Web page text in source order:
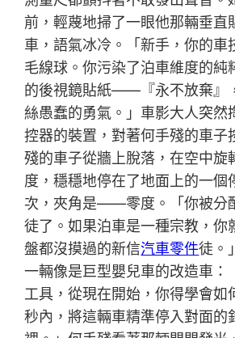
前，輕蔑地掃了一眼他那輛垂直
車，語氣冰冷。「新手，你的車
毛線球。你污染了泊車維度的純
的後視鏡貼紙——『永不放棄』
絲愚蠢的勇氣。」車影大人突然
控器的裝置，對著何手殘的車子
殘的車子從牆上脫落，在空中旋
度，穩穩地停在了地面上的一個
次，夾角是——零度。「你被分
徒了。如果泊車是一種宗教，你
盤都沒摸過的新信汽車零件徒。
一輛像是巨型嬰兒車的改造車：
工具，從現在開始，你得學會如
秒內，將這輛車精準停入對面的